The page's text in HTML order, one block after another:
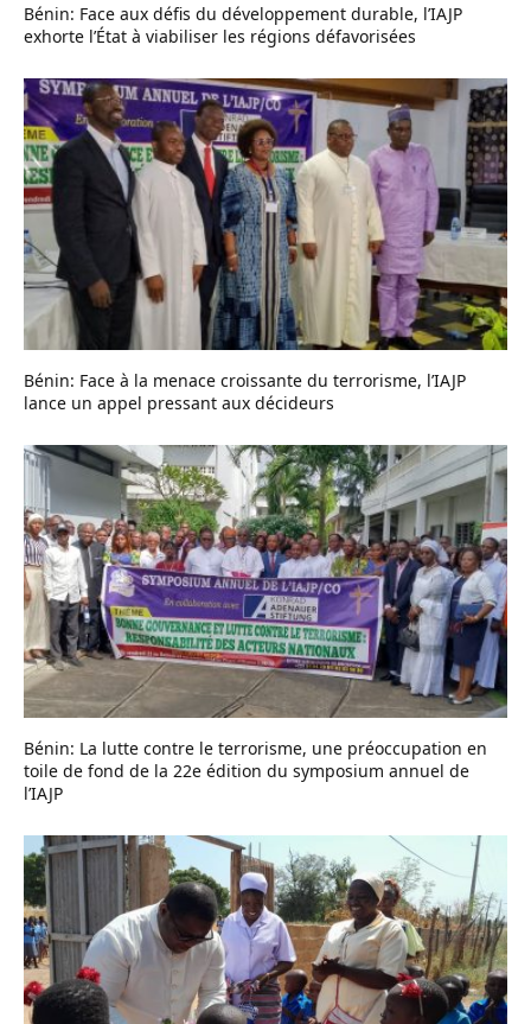
Bénin: Face aux défis du développement durable, l’IAJP
exhorte l’État à viabiliser les régions défavorisées
Bénin: Face à la menace croissante du terrorisme, l’IAJP
lance un appel pressant aux décideurs
Bénin: La lutte contre le terrorisme, une préoccupation en
toile de fond de la 22e édition du symposium annuel de
l’IAJP